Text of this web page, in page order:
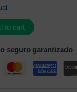
to cart
seguro garantizado